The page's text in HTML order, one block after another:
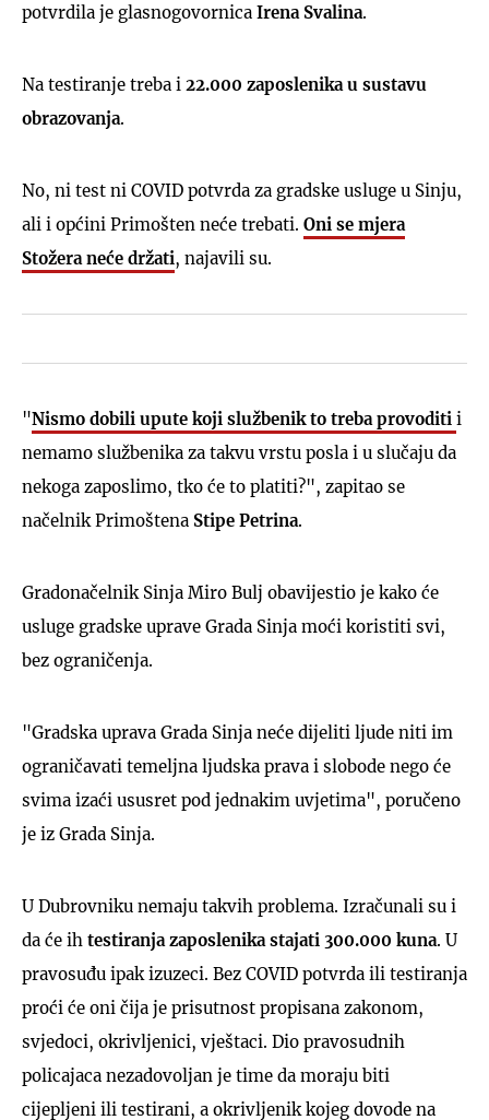
potvrdila je glasnogovornica Irena Svalina.
Na testiranje treba i 22.000 zaposlenika u sustavu
obrazovanja.
No, ni test ni COVID potvrda za gradske usluge u Sinju,
ali i općini Primošten neće trebati. Oni se mjera
Stožera neće držati, najavili su.
"Nismo dobili upute koji službenik to treba provoditi i
nemamo službenika za takvu vrstu posla i u slučaju da
nekoga zaposlimo, tko će to platiti?", zapitao se
načelnik Primoštena Stipe Petrina.
Gradonačelnik Sinja Miro Bulj obavijestio je kako će
usluge gradske uprave Grada Sinja moći koristiti svi,
bez ograničenja.
"Gradska uprava Grada Sinja neće dijeliti ljude niti im
ograničavati temeljna ljudska prava i slobode nego će
svima izaći ususret pod jednakim uvjetima", poručeno
je iz Grada Sinja.
U Dubrovniku nemaju takvih problema. Izračunali su i
da će ih testiranja zaposlenika stajati 300.000 kuna. U
pravosuđu ipak izuzeci. Bez COVID potvrda ili testiranja
proći će oni čija je prisutnost propisana zakonom,
svjedoci, okrivljenici, vještaci. Dio pravosudnih
policajaca nezadovoljan je time da moraju biti
cijepljeni ili testirani, a okrivljenik kojeg dovode na